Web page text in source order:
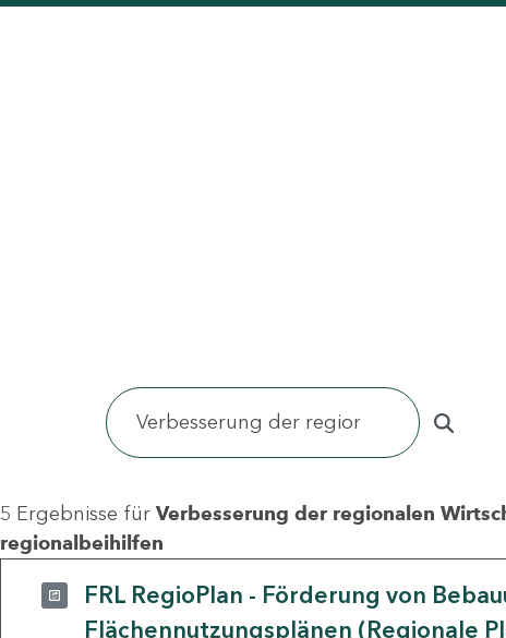
5 Ergebnisse für Verbesserung der regionalen
regionalbeihilfen
FRL RegioPlan - Förderung von
Flächennutzungsplänen (Regionale